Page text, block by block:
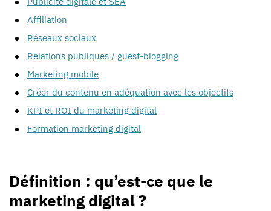
Affiliation
Réseaux sociaux
Relations publiques / guest-blogging
Marketing mobile
Créer du contenu en adéquation avec les objectifs
KPI et ROI du marketing digital
Formation marketing digital
Définition : qu’est-ce que le
marketing digital ?